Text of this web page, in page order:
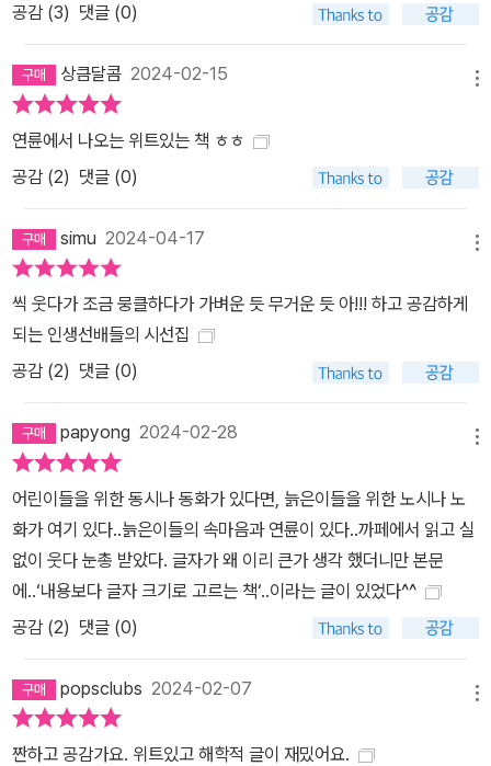
공감 (3) 댓글 (0)
상큼달콤 2024-02-15
연륜에서 나오는 위트있는 책 ㅎㅎ
공감 (2) 댓글 (0)
simu 2024-04-17
씩 웃다가 조금 뭉클하다가 가벼운 듯 무거운 듯 아!!! 하고 공감하게
되는 인생선배들의 시선집
공감 (2) 댓글 (0)
papyong 2024-02-28
어린이들을 위한 동시나 동화가 있다면, 늙은이들을 위한 노시나 노
화가 여기 있다..늙은이들의 속마음과 연륜이 있다..까페에서 읽고 실
없이 웃다 눈총 받았다. 글자가 왜 이리 큰가 생각 했더니만 본문
에..‘내용보다 글자 크기로 고르는 책‘..이라는 글이 있었다^^
공감 (2) 댓글 (0)
popsclubs 2024-02-07
짠하고 공감가요. 위트있고 해학적 글이 재밌어요.